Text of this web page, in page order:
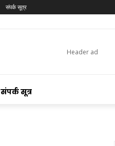
संपर्क सूत्र
संपर्क सूत्र